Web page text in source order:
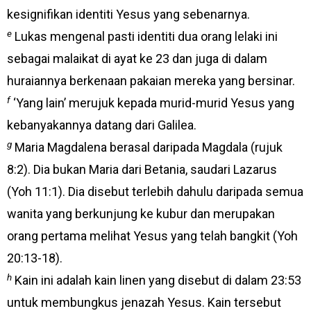
kesignifikan identiti Yesus yang sebenarnya.
e Lukas mengenal pasti identiti dua orang lelaki ini
sebagai malaikat di ayat ke 23 dan juga di dalam
huraiannya berkenaan pakaian mereka yang bersinar.
f ‘Yang lain’ merujuk kepada murid-murid Yesus yang
kebanyakannya datang dari Galilea.
g Maria Magdalena berasal daripada Magdala (rujuk
8:2). Dia bukan Maria dari Betania, saudari Lazarus
(Yoh 11:1). Dia disebut terlebih dahulu daripada semua
wanita yang berkunjung ke kubur dan merupakan
orang pertama melihat Yesus yang telah bangkit (Yoh
20:13-18).
h Kain ini adalah kain linen yang disebut di dalam 23:53
untuk membungkus jenazah Yesus. Kain tersebut